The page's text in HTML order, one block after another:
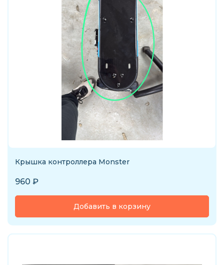
Крышка контроллера Monster
960 ₽
Добавить в корзину